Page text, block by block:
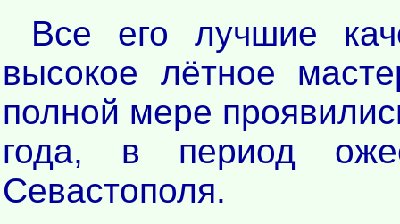
Все его лучшие
высокое лётное
полной мере
года, в период
Севастополя.